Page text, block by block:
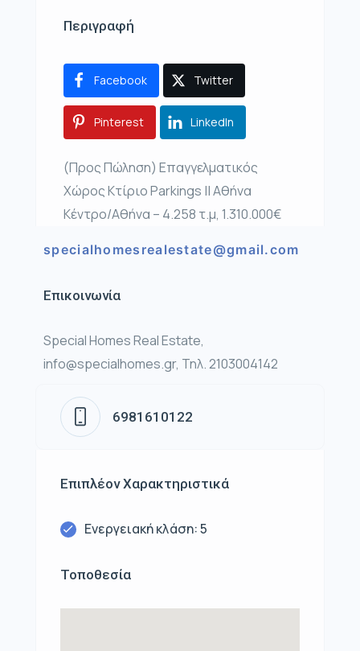
Περιγραφή
Facebook Twitter
Pinterest LinkedIn
(Προς Πώληση) Επαγγελματικός
Χώρος Κτίριο Parkings || Αθήνα
Κέντρο/Αθήνα – 4.258 τ.μ, 1.310.000€
specialhomesrealestate@gmail.com
Επικοινωνία
Special Homes Real Estate,
info@specialhomes.gr, Τηλ. 2103004142
6981610122
Επιπλέον Χαρακτηριστικά
Ενεργειακή κλάση: 5
Τοποθεσία